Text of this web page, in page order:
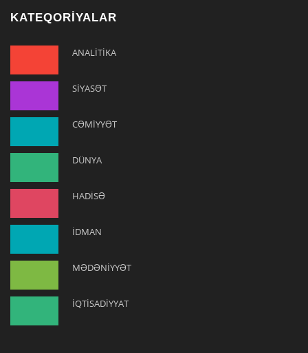
KATEQORİYALAR
ANALİTİKA
SİYASƏT
CƏMİYYƏT
DÜNYA
HADİSƏ
İDMAN
MƏDƏNİYYƏT
İQTİSADİYYAT